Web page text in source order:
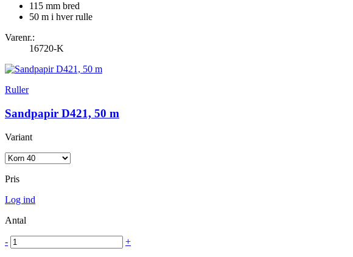
115 mm bred
50 m i hver rulle
Varenr.:
16720-K
Ruller
Sandpapir D421, 50 m
Variant
Pris
Log ind
Antal
- +